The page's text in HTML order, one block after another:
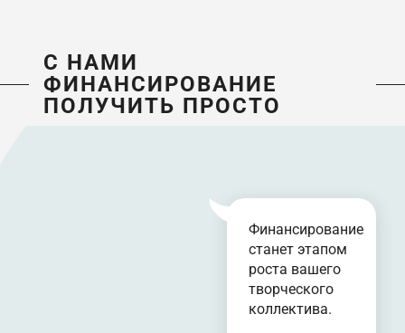
С НАМИ
ФИНАНСИРОВАНИЕ
ПОЛУЧИТЬ ПРОСТО
Финансирование
станет этапом
роста вашего
творческого
коллектива.